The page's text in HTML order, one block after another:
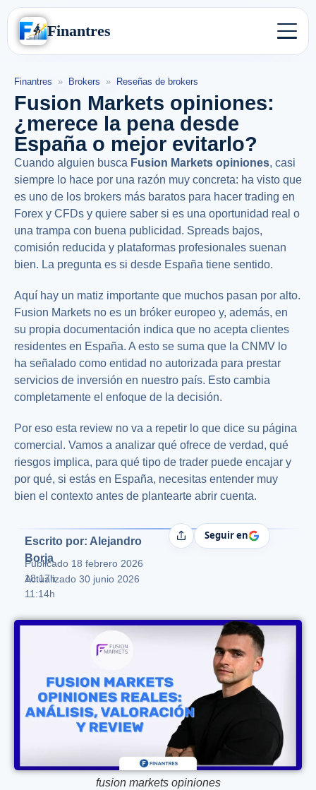
Finantres
Finantres » Brokers » Reseñas de brokers
Fusion Markets opiniones:
¿merece la pena desde
España o mejor evitarlo?
Cuando alguien busca Fusion Markets opiniones, casi
siempre lo hace por una razón muy concreta: ha visto que
es uno de los brokers más baratos para hacer trading en
Forex y CFDs y quiere saber si es una oportunidad real o
una trampa con buena publicidad. Spreads bajos,
comisión reducida y plataformas profesionales suenan
bien. La pregunta es si desde España tiene sentido.
Aquí hay un matiz importante que muchos pasan por alto.
Fusion Markets no es un bróker europeo y, además, en
su propia documentación indica que no acepta clientes
residentes en España. A esto se suma que la CNMV lo
ha señalado como entidad no autorizada para prestar
servicios de inversión en nuestro país. Esto cambia
completamente el enfoque de la decisión.
Por eso esta review no va a repetir lo que dice su página
comercial. Vamos a analizar qué ofrece de verdad, qué
riesgos implica, para qué tipo de trader puede encajar y
por qué, si estás en España, necesitas entender muy
bien el contexto antes de plantearte abrir cuenta.
Escrito por: Alejandro
Borja
Publicado 18 febrero 2026
18:17h
Actualizado 30 junio 2026
11:14h
CompartirSeguir en
fusion markets opiniones